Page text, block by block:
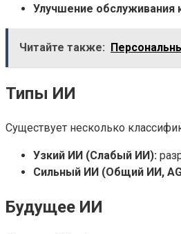
Улучшение обслуживания
Читайте также:
Типы ИИ
Существует несколько
Узкий ИИ (Слабый ИИ):
Сильный ИИ (Общий ИИ,
Будущее ИИ